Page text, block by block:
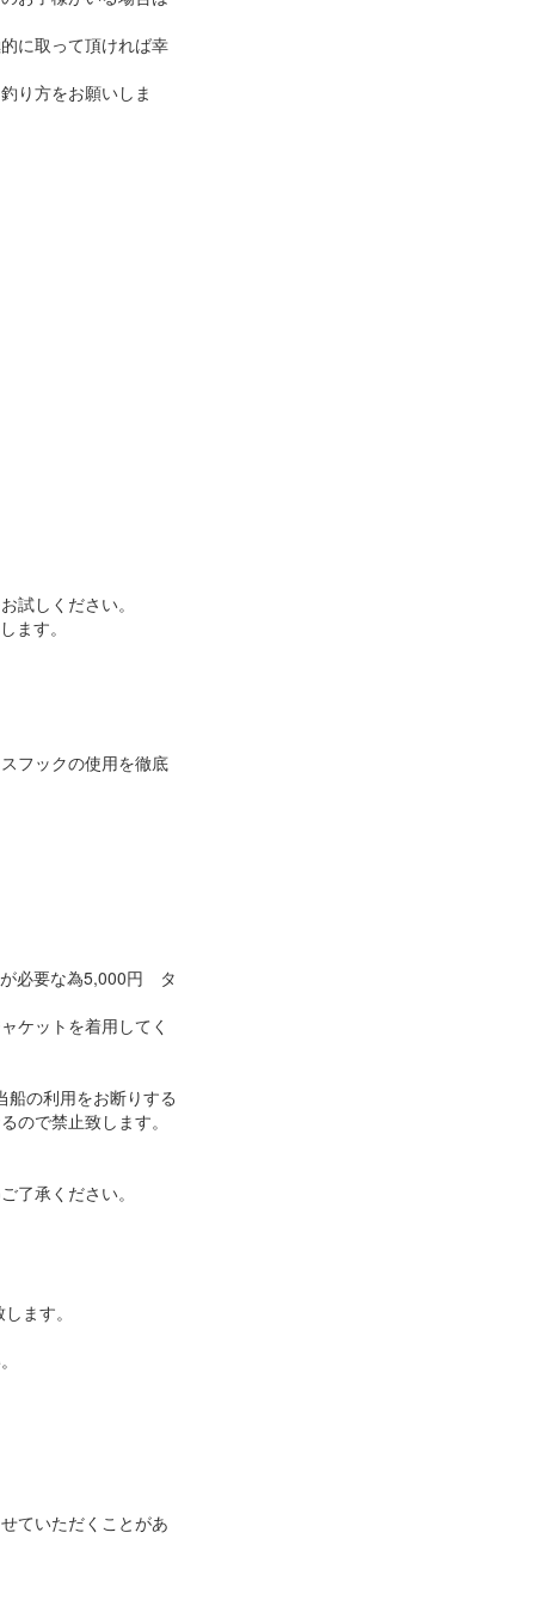
に取って頂ければ幸
り方をお願いしま
試しください。
ます。
フックの使用を徹底
必要な為5,000円 タ
ケットを着用してく
船の利用をお断りする
ので禁止致します。
了承ください。
ます。
ていただくことがあ